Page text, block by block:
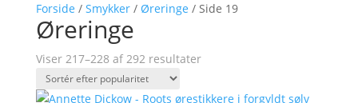
Forside / Smykker/ Øreringe / Side 19
Øreringe
Viser 217–228 af 292 resultaterSorteret
popularitet